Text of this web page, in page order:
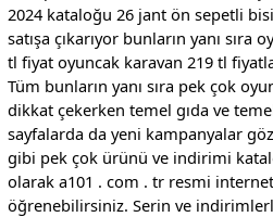
2024 kataloğu 26 jant ön sepetli
satışa çıkarıyor bunların yanı sıra
tl fiyat oyuncak karavan 219 tl
Tüm bunların yanı sıra pek çok
dikkat çekerken temel gıda ve
sayfalarda da yeni kampanyalar
gibi pek çok ürünü ve indirimi
olarak a101 . com . tr resmi
öğrenebilirsiniz. Serin ve